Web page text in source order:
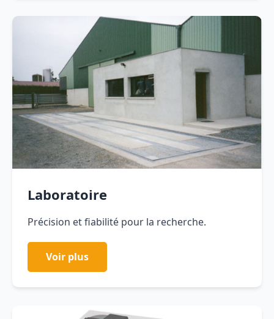
Laboratoire
Précision et fiabilité pour la recherche.
Voir plus